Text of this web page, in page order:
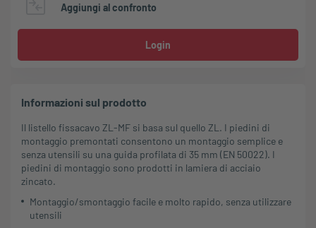
Aggiungi al confronto
Login
Informazioni sul prodotto
Il listello fissacavo ZL-MF si basa sul quello ZL. I piedini di
montaggio premontati consentono un montaggio semplice e
senza utensili su una guida profilata di 35 mm (EN 50022). I
piedini di montaggio sono prodotti in lamiera di acciaio
zincato.
Montaggio/smontaggio facile e molto rapido, senza utilizzare
utensili